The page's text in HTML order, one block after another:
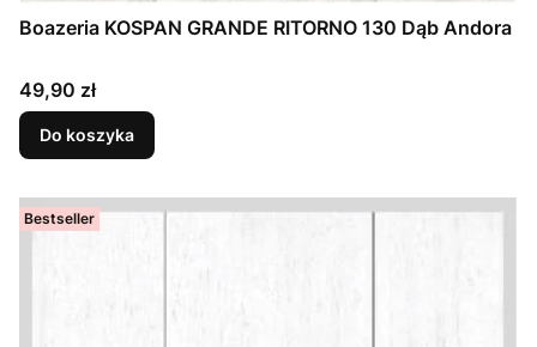
Boazeria KOSPAN GRANDE RITORNO 130 Dąb Andora
Cena
49,90 zł
Do koszyka
Bestseller